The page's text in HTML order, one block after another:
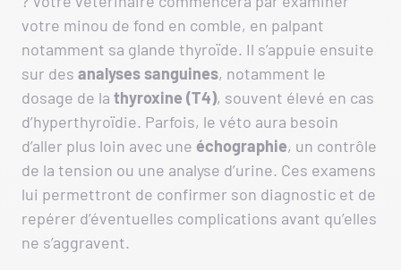
votre minou de fond en comble, en palpant
notamment sa glande thyroïde. Il s’appuie ensuite
sur des analyses sanguines, notamment le
dosage de la thyroxine (T4), souvent élevé en cas
d’hyperthyroïdie. Parfois, le véto aura besoin
d’aller plus loin avec une échographie, un contrôle
de la tension ou une analyse d’urine. Ces examens
lui permettront de confirmer son diagnostic et de
repérer d’éventuelles complications avant qu’elles
ne s’aggravent.